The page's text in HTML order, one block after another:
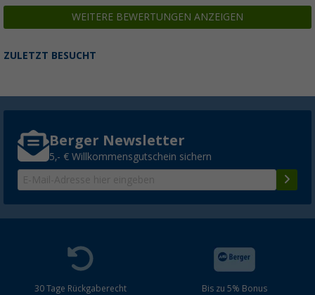
WEITERE BEWERTUNGEN ANZEIGEN
ZULETZT BESUCHT
Berger Newsletter
5,- € Willkommensgutschein sichern
30 Tage Rückgaberecht
Bis zu 5% Bonus